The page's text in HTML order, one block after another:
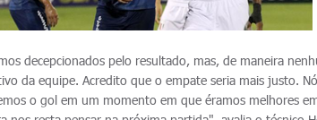
decepcionados pelo resultado, mas, de maneira
da equipe. Acredito que o empate seria mais justo.
o gol em um momento em que éramos melhores